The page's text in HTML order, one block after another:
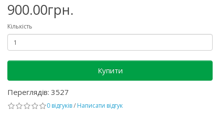
900.00грн.
Кількість
Купити
Переглядів: 3527
0 відгуків/ Написати відгук